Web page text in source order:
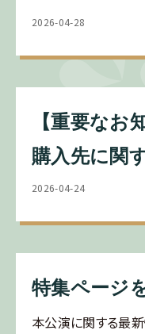
2026-04-28
【重要なお
購入先に関
2026-04-24
特集ページ
本公演に関する最